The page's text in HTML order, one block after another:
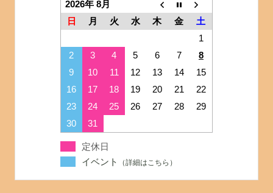
2026年 8月
日
月 火 水 木 金
土
1
2
3 4 5 6 7
8
9
10 11 12 13 14
15
16
17 18 19 20 21
22
23
24 25 26 27 28
29
30
31
定休日
イベント